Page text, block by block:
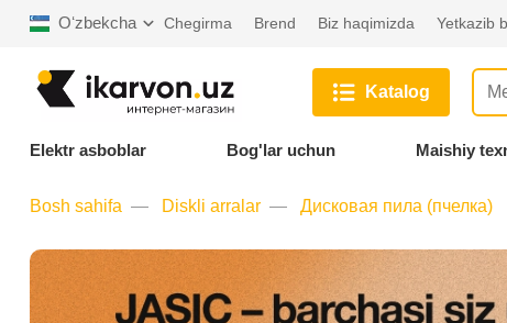
Oʻzbekcha Chegirma Brend Biz haqimizda Yetkazib
Katalog
Elektr asboblar Bog'lar uchun Maishiy
Bosh sahifa Diskli arralar Дисковая пила (пчелка)